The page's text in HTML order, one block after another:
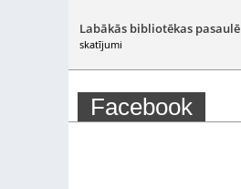
Labākās bibliotēkas pasaulē
skatījumi
Facebook